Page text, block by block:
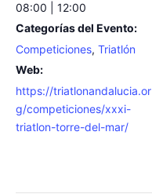
08:00 | 12:00
Categorías del Evento:
Competiciones, Triatlón
Web:
https://triatlonandalucia.or
g/competiciones/xxxi-
triatlon-torre-del-mar/